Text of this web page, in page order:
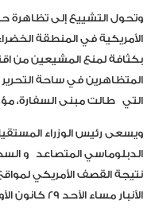
وتحول التشييع إلى تظاهرة
الأمريكية في المنطقة
بكثافة لمنع المشيعين من
المتظاهرين في ساحة
التي طالت مبنى السفارة،
ويسعى رئيس الوزراء
الدبلوماسي المتصاعد و
نتيجة القصف الأمريكي
الأنبار مساء الأحد ٢٩ كانون الأول.